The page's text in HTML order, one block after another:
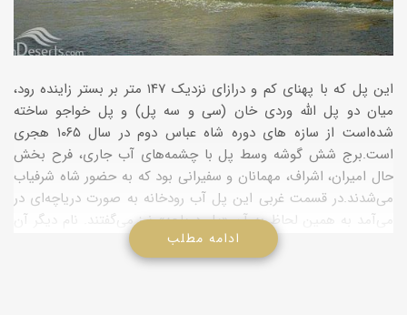
این پل که با پهنای کم و درازای نزدیک ۱۴۷ متر بر بستر زاینده رود،
میان دو پل الله وردی خان (سی و سه پل) و پل خواجو ساخته
شده‌است از سازه های دوره شاه عباس دوم در سال ۱۰۶۵ هجری
است.برج شش گوشه وسط پل با چشمه‌های آب جاری، فرح بخش
حال امیران، اشراف، مهمانان و سفیرانی بود که به حضور شاه شرفیاب
می‌شدند.در قسمت غربی این پل آب رودخانه به صورت دریاچه‌ای در
می‌آمد به همین لحاظ به آن «پل دریاچه» نیز می‌گفتند. نام دیگر آن
پل سعادت‌آباد است. این پل هم‌اکنون در خیابان کمال اسماعیل قرار
ادامه مطلب